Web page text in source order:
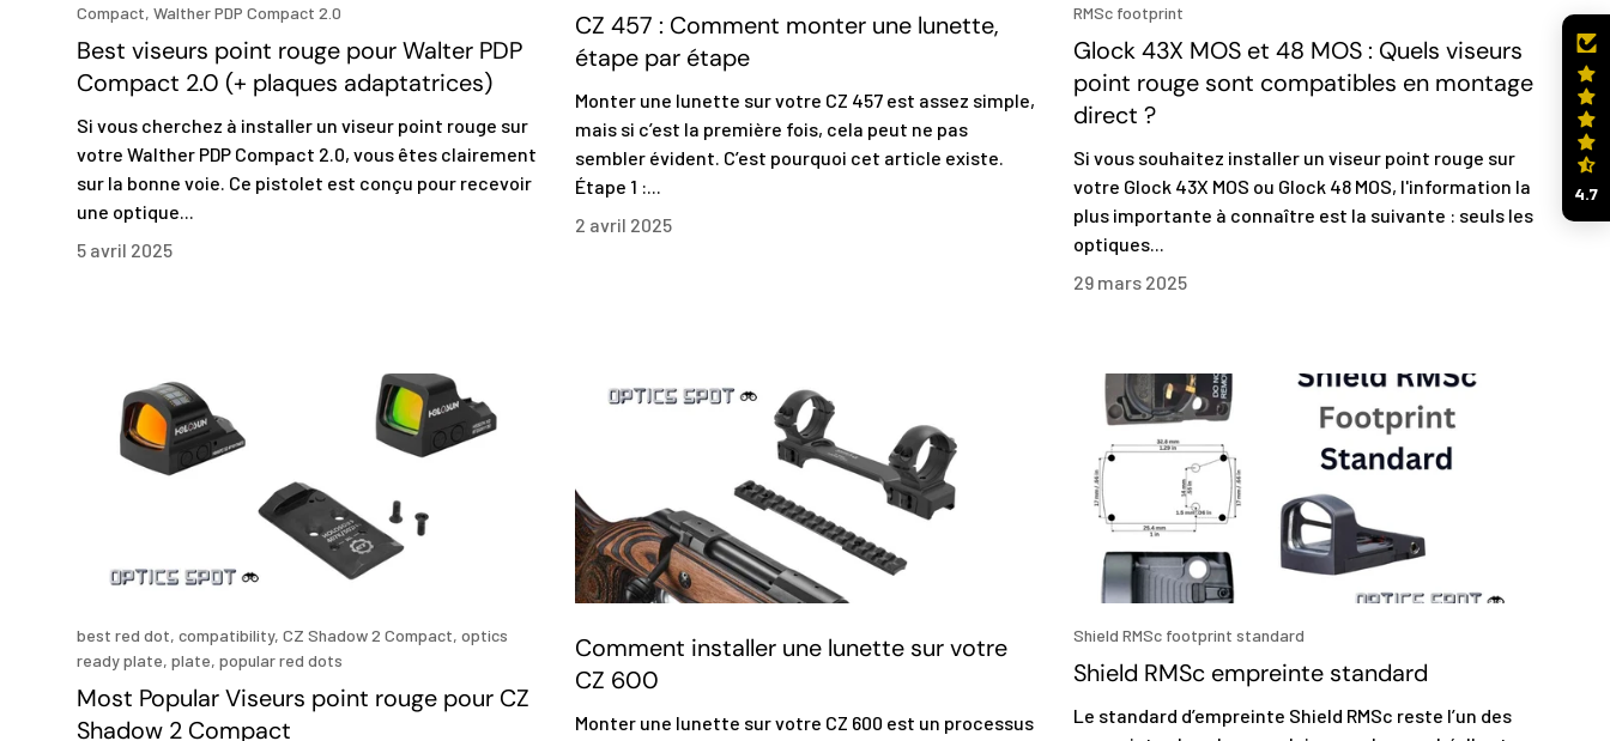
Compact, Walther PDP Compact 2.0
Best viseurs point rouge pour Walter PDP
Compact 2.0 (+ plaques adaptatrices)
Si vous cherchez à installer un viseur point rouge sur
votre Walther PDP Compact 2.0, vous êtes clairement
sur la bonne voie. Ce pistolet est conçu pour recevoir
une optique...
5 avril 2025
CZ 457 : Comment monter une lunette,
étape par étape
Monter une lunette sur votre CZ 457 est assez simple,
mais si c’est la première fois, cela peut ne pas
sembler évident. C’est pourquoi cet article existe.
Étape 1 :...
2 avril 2025
RMSc footprint
Glock 43X MOS et 48 MOS : Quels viseurs
point rouge sont compatibles en montage
direct ?
Si vous souhaitez installer un viseur point rouge sur
votre Glock 43X MOS ou Glock 48 MOS, l'information la
plus importante à connaître est la suivante : seuls les
optiques...
29 mars 2025
best red dot, compatibility, CZ Shadow 2 Compact, optics
ready plate, plate, popular red dots
Most Popular Viseurs point rouge pour CZ
Shadow 2 Compact
Comment installer une lunette sur votre
CZ 600
Monter une lunette sur votre CZ 600 est un processus
Shield RMSc footprint standard
Shield RMSc empreinte standard
Le standard d’empreinte Shield RMSc reste l’un des
4.7